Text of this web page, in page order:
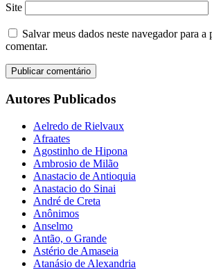
Site
Salvar meus dados neste navegador para
comentar.
Autores Publicados
Aelredo de Rielvaux
Afraates
Agostinho de Hipona
Ambrosio de Milão
Anastacio de Antioquia
Anastacio do Sinai
André de Creta
Anônimos
Anselmo
Antão, o Grande
Astério de Amaseia
Atanásio de Alexandria